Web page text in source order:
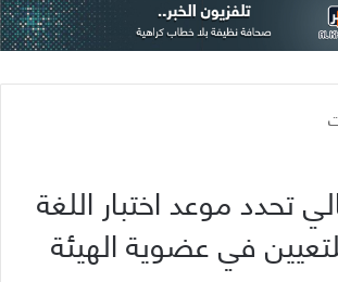
تحدد موعد اختبار اللغة
في عضوية الهيئة